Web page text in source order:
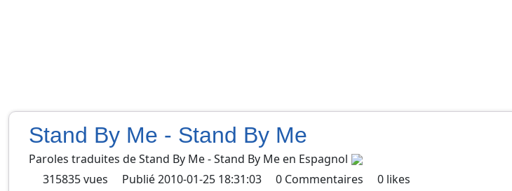
Stand By Me - Stand By Me
Paroles traduites deStand By Me-Stand By Me en Espagnol
315835vues Publié2010-01-25 18:31:03 0 Commentaires 0 likes